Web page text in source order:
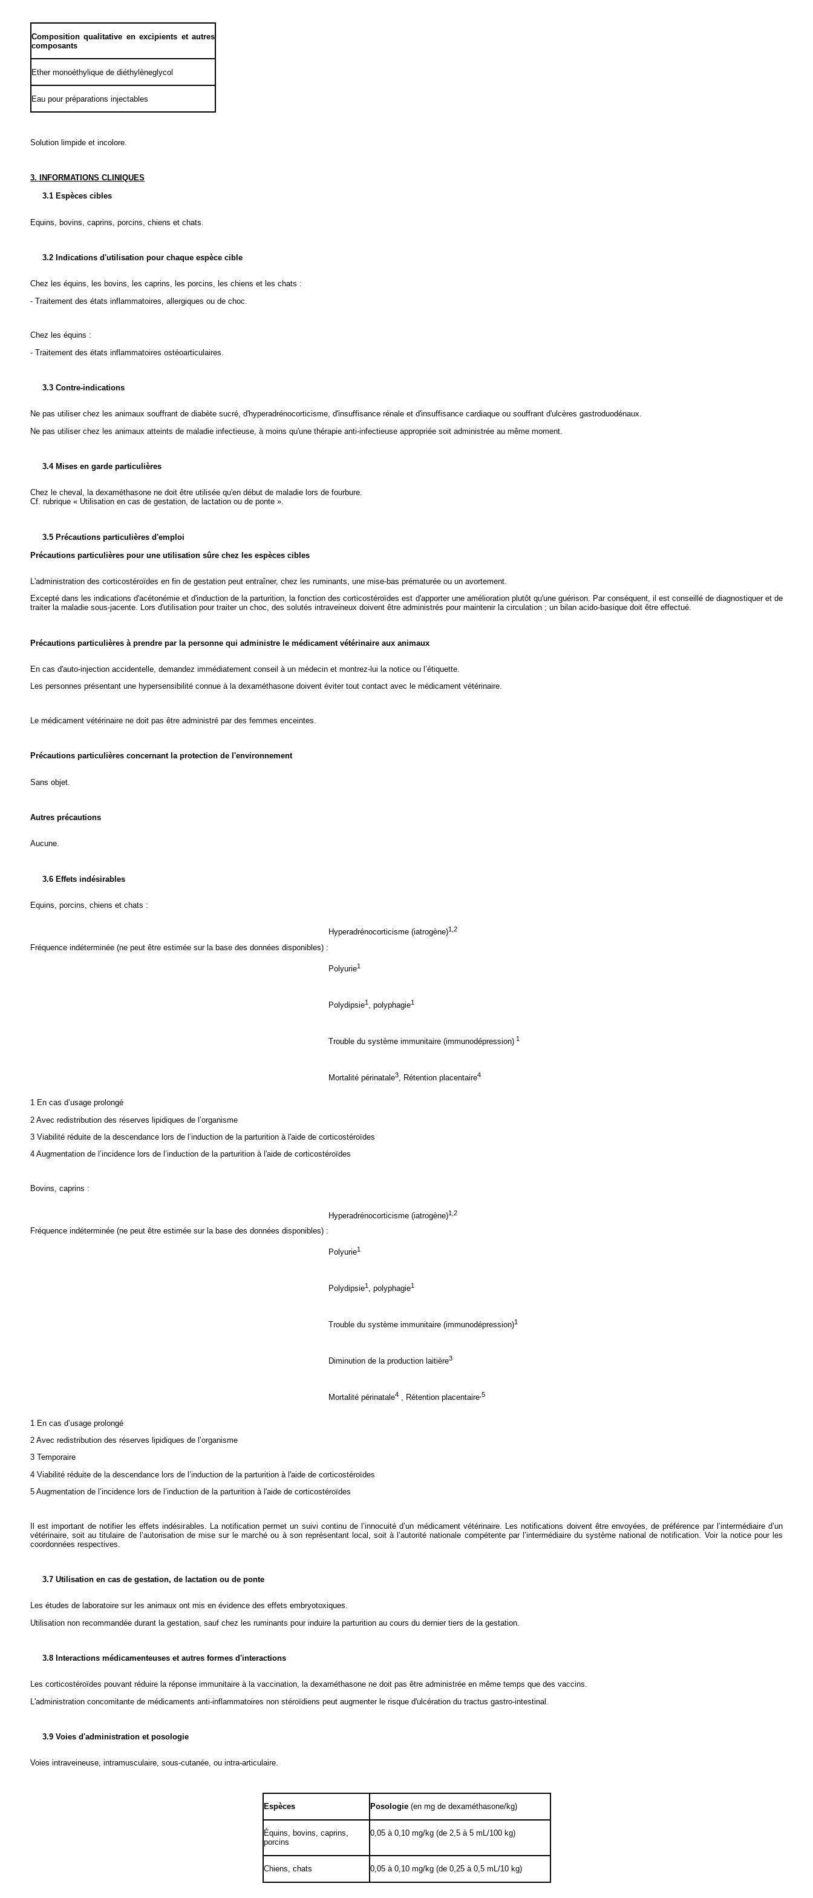
Composition qualitative en excipients et autres
composants
Ether monoéthylique de diéthylèneglycol
Eau pour préparations injectables
Solution limpide et incolore.
3. INFORMATIONS CLINIQUES
3.1 Espèces cibles
Equins, bovins, caprins, porcins, chiens et chats.
3.2 Indications d'utilisation pour chaque espèce cible
Chez les équins, les bovins, les caprins, les porcins, les chiens et les chats :
- Traitement des états inflammatoires, allergiques ou de choc.
Chez les équins :
- Traitement des états inflammatoires ostéoarticulaires.
3.3 Contre-indications
Ne pas utiliser chez les animaux souffrant de diabète sucré, d'hyperadrénocorticisme, d'insuffisance rénale et d'insuffisance cardiaque ou souffrant d'ulcères gastroduodénaux.
Ne pas utiliser chez les animaux atteints de maladie infectieuse, à moins qu'une thérapie anti-infectieuse appropriée soit administrée au même moment.
3.4 Mises en garde particulières
Chez le cheval, la dexaméthasone ne doit être utilisée qu'en début de maladie lors de fourbure.
Cf. rubrique « Utilisation en cas de gestation, de lactation ou de ponte ».
3.5 Précautions particulières d'emploi
Précautions particulières pour une utilisation sûre chez les espèces cibles
L'administration des corticostéroïdes en fin de gestation peut entraîner, chez les ruminants, une mise-bas prématurée ou un avortement.
Excepté dans les indications d'acétonémie et d'induction de la parturition, la fonction des corticostéroïdes est d'apporter une amélioration plutôt qu'une guérison. Par conséquent, il est conseillé de diagnostiquer et de
traiter la maladie sous-jacente. Lors d'utilisation pour traiter un choc, des solutés intraveineux doivent être administrés pour maintenir la circulation ; un bilan acido-basique doit être effectué.
Précautions particulières à prendre par la personne qui administre le médicament vétérinaire aux animaux
En cas d'auto-injection accidentelle, demandez immédiatement conseil à un médecin et montrez-lui la notice ou l’étiquette.
Les personnes présentant une hypersensibilité connue à la dexaméthasone doivent éviter tout contact avec le médicament vétérinaire.
Le médicament vétérinaire ne doit pas être administré par des femmes enceintes.
Précautions particulières concernant la protection de l'environnement
Sans objet.
Autres précautions
Aucune.
3.6 Effets indésirables
Equins, porcins, chiens et chats :
Fréquence indéterminée (ne peut être estimée sur la base des données disponibles) :
Hyperadrénocorticisme (iatrogène)1,2
Polyurie1
Polydipsie1 , polyphagie1
Trouble du système immunitaire (immunodépression) 1
Mortalité périnatale3, Rétention placentaire4
1 En cas d’usage prolongé
2 Avec redistribution des réserves lipidiques de l’organisme
3 Viabilité réduite de la descendance lors de l’induction de la parturition à l'aide de corticostéroïdes
4 Augmentation de l’incidence lors de l’induction de la parturition à l'aide de corticostéroïdes
Bovins, caprins :
Fréquence indéterminée (ne peut être estimée sur la base des données disponibles) :
Hyperadrénocorticisme (iatrogène)1,2
Polyurie1
Polydipsie1 , polyphagie1
Trouble du système immunitaire (immunodépression)1
Diminution de la production laitière3
Mortalité périnatale4 , Rétention placentaire ,5
1 En cas d’usage prolongé
2 Avec redistribution des réserves lipidiques de l’organisme
3 Temporaire
4 Viabilité réduite de la descendance lors de l’induction de la parturition à l'aide de corticostéroïdes
5 Augmentation de l’incidence lors de l’induction de la parturition à l'aide de corticostéroïdes
Il est important de notifier les effets indésirables. La notification permet un suivi continu de l’innocuité d’un médicament vétérinaire. Les notifications doivent être envoyées, de préférence par l’intermédiaire d’un
vétérinaire, soit au titulaire de l’autorisation de mise sur le marché ou à son représentant local, soit à l’autorité nationale compétente par l’intermédiaire du système national de notification. Voir la notice pour les
coordonnées respectives.
3.7 Utilisation en cas de gestation, de lactation ou de ponte
Les études de laboratoire sur les animaux ont mis en évidence des effets embryotoxiques.
Utilisation non recommandée durant la gestation, sauf chez les ruminants pour induire la parturition au cours du dernier tiers de la gestation.
3.8 Interactions médicamenteuses et autres formes d'interactions
Les corticostéroïdes pouvant réduire la réponse immunitaire à la vaccination, la dexaméthasone ne doit pas être administrée en même temps que des vaccins.
L'administration concomitante de médicaments anti-inflammatoires non stéroïdiens peut augmenter le risque d'ulcération du tractus gastro-intestinal.
3.9 Voies d'administration et posologie
Voies intraveineuse, intramusculaire, sous-cutanée, ou intra-articulaire.
Espèces Posologie (en mg de dexaméthasone/kg)
Équins, bovins, caprins,
porcins
0,05 à 0,10 mg/kg (de 2,5 à 5 mL/100 kg)
Chiens, chats 0,05 à 0,10 mg/kg (de 0,25 à 0,5 mL/10 kg)